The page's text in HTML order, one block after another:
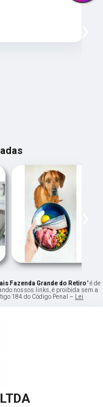
Fazenda Grande do Retiro" é de
nossos links, é proibida sem a
184 do Código Penal – Lei